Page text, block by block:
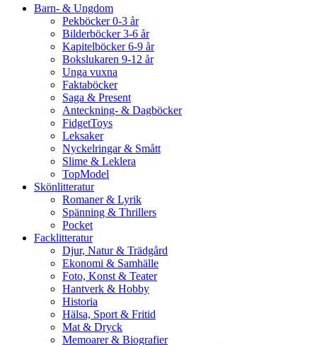
Barn- & Ungdom
Pekböcker 0-3 år
Bilderböcker 3-6 år
Kapitelböcker 6-9 år
Bokslukaren 9-12 år
Unga vuxna
Faktaböcker
Saga & Present
Anteckning- & Dagböcker
FidgetToys
Leksaker
Nyckelringar & Smått
Slime & Leklera
TopModel
Skönlitteratur
Romaner & Lyrik
Spänning & Thrillers
Pocket
Facklitteratur
Djur, Natur & Trädgård
Ekonomi & Samhälle
Foto, Konst & Teater
Hantverk & Hobby
Historia
Hälsa, Sport & Fritid
Mat & Dryck
Memoarer & Biografier